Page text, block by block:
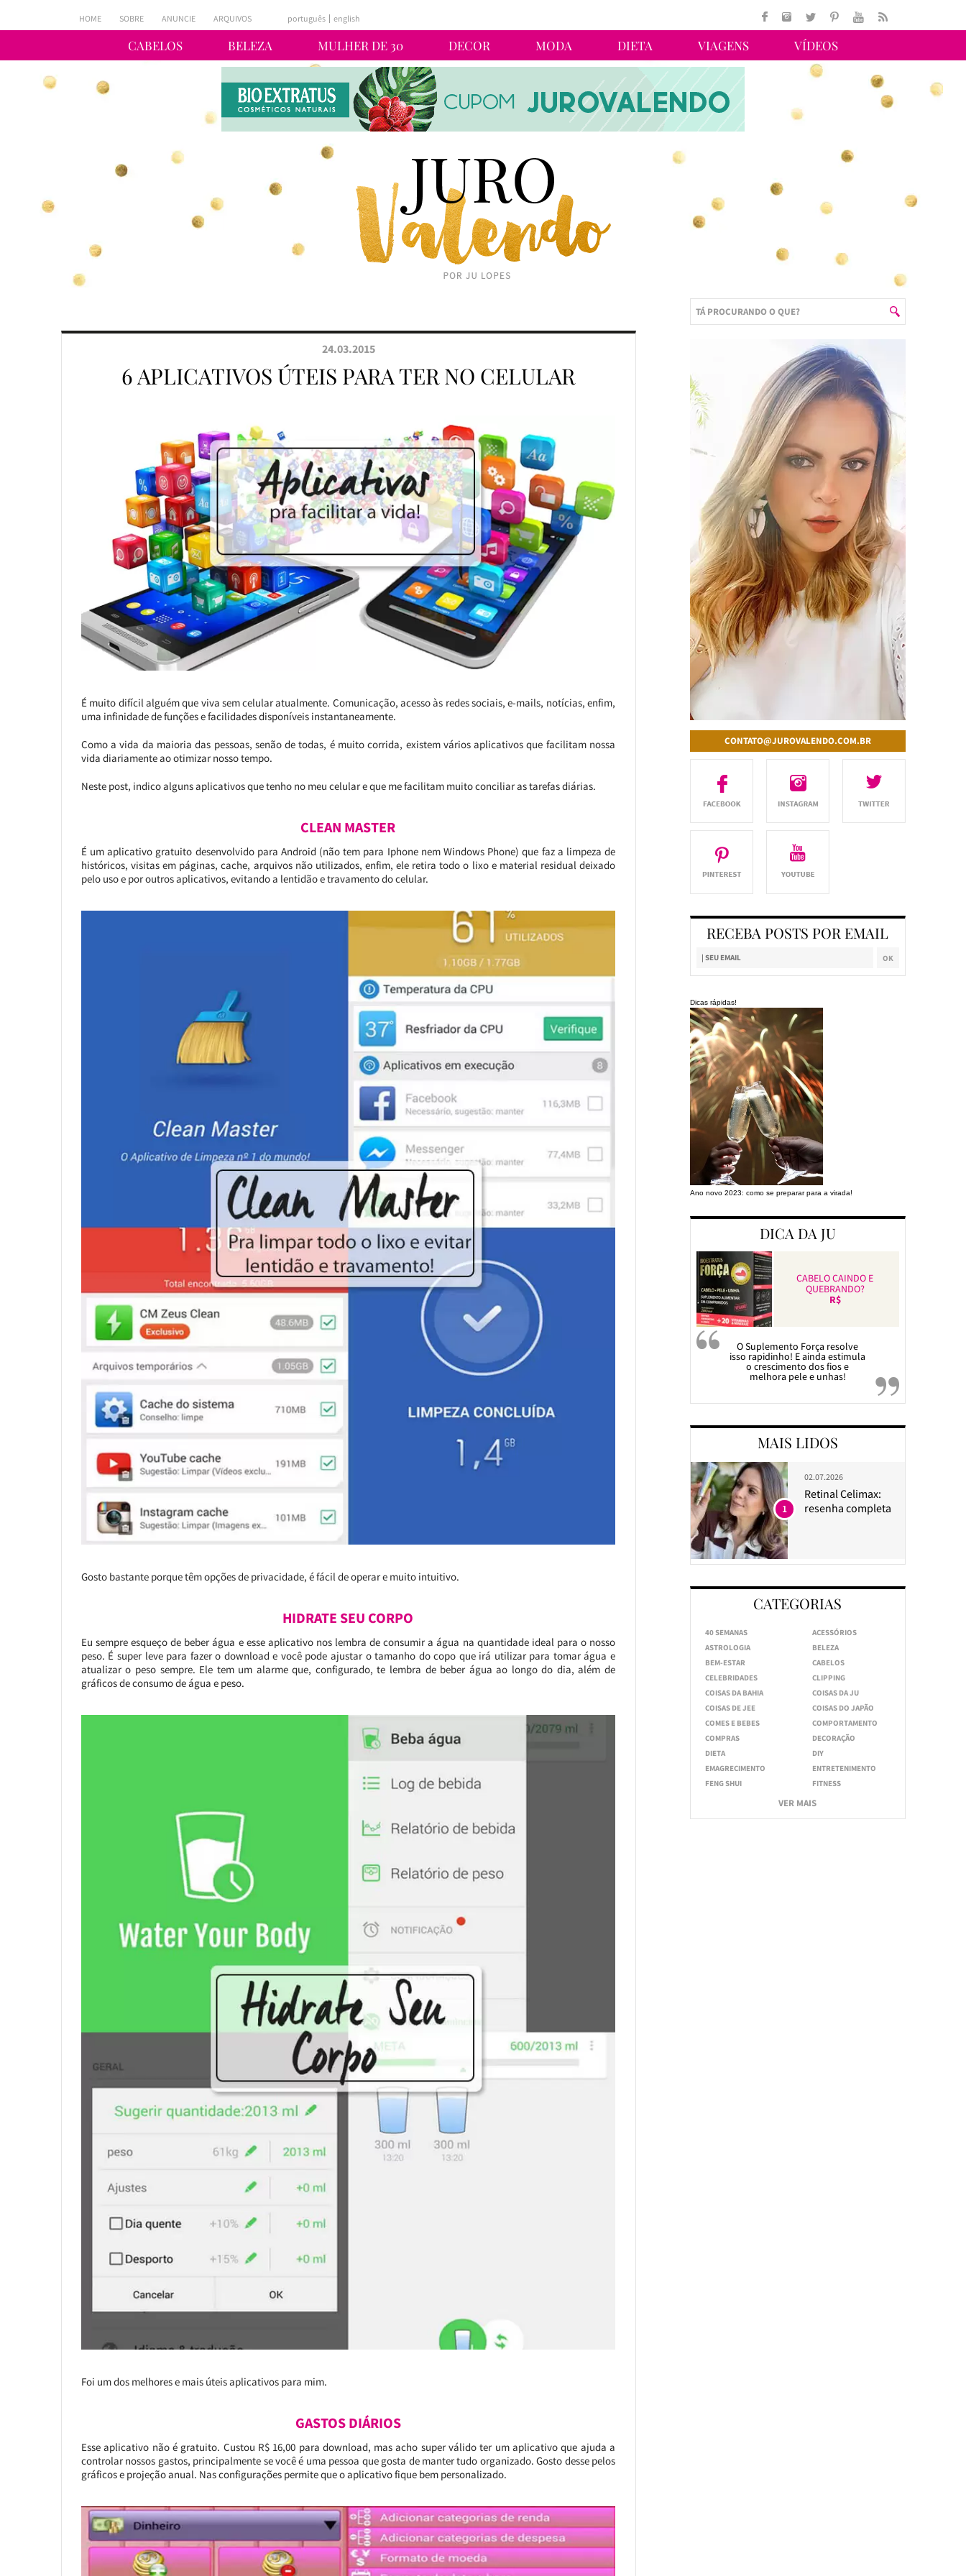
CABELOS BELEZA MULHER DE 30 DECOR MODA DIETA VIAGENS VÍDEOS
HOME SOBRE ANUNCIE ARQUIVOS português english
24.03.2015
6 APLICATIVOS ÚTEIS PARA TER NO CELULAR
É muito difícil alguém que viva sem celular atualmente. Comunicação, acesso às redes sociais, e-mails, notícias, enfim,
uma infinidade de funções e facilidades disponíveis instantaneamente.
Como a vida da maioria das pessoas, senão de todas, é muito corrida, existem vários aplicativos que facilitam nossa
vida diariamente ao otimizar nosso tempo.
Neste post, indico alguns aplicativos que tenho no meu celular e que me facilitam muito conciliar as tarefas diárias.
CLEAN MASTER
É um aplicativo gratuito desenvolvido para Android (não tem para Iphone nem Windows Phone) que faz a limpeza de
históricos, visitas em páginas, cache, arquivos não utilizados, enfim, ele retira todo o lixo e material residual deixado
pelo uso e por outros aplicativos, evitando a lentidão e travamento do celular.
Gosto bastante porque têm opções de privacidade, é fácil de operar e muito intuitivo.
HIDRATE SEU CORPO
Eu sempre esqueço de beber água e esse aplicativo nos lembra de consumir a água na quantidade ideal para o nosso
peso. É super leve para fazer o download e você pode ajustar o tamanho do copo que irá utilizar para tomar água e
atualizar o peso sempre. Ele tem um alarme que, configurado, te lembra de beber água ao longo do dia, além de
gráficos de consumo de água e peso.
Foi um dos melhores e mais úteis aplicativos para mim.
GASTOS DIÁRIOS
Esse aplicativo não é gratuito. Custou R$ 16,00 para download, mas acho super válido ter um aplicativo que ajuda a
controlar nossos gastos, principalmente se você é uma pessoa que gosta de manter tudo organizado. Gosto desse pelos
gráficos e projeção anual. Nas configurações permite que o aplicativo fique bem personalizado.
CONTATO@JUROVALENDO.COM.BR
RECEBA POSTS POR EMAIL
Dicas rápidas!
Ano novo 2023: como se preparar para a virada!
DICA DA JU
CABELO CAINDO E
QUEBRANDO?
R$
O Suplemento Força resolve
isso rapidinho! E ainda estimula
o crescimento dos fios e
melhora pele e unhas!
MAIS LIDOS
02.07.2026
Retinal Celimax:
resenha completa
1
CATEGORIAS
40 SEMANAS
ACESSÓRIOS
ASTROLOGIA
BELEZA
BEM-ESTAR
CABELOS
CELEBRIDADES
CLIPPING
COISAS DA BAHIA
COISAS DA JU
COISAS DE JEE
COISAS DO JAPÃO
COMES E BEBES
COMPORTAMENTO
COMPRAS
DECORAÇÃO
DIETA
DIY
EMAGRECIMENTO
ENTRETENIMENTO
FENG SHUI
FITNESS
VER MAIS